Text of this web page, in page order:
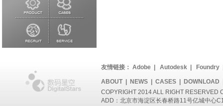
友情链接： Adobe Autodesk Foundry
ABOUT| NEWS CASES DOWNLOAD
COPYRIGHT 2014 ALL RIGHT RESERVED
ADD：北京市海淀区长春桥路11号亿城中